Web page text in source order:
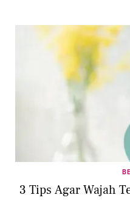
3 Tips Agar Wajah